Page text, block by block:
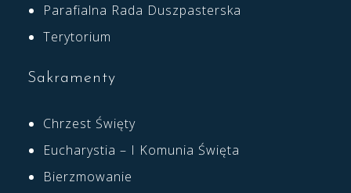
Parafialna Rada Duszpasterska
Terytorium
Sakramenty
Chrzest Święty
Eucharystia – I Komunia Święta
Bierzmowanie